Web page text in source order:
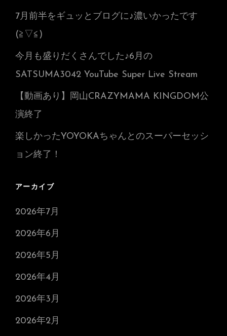
7月前半をギュッとブログに♪濃いかったです
(≧▽≦)
今月も盛りだくさんでした♪6月の
SATSUMA3042 YouTube Super Live Stream
【動画あり】岡山CRAZYMAMA KINGDOM公
演終了
楽しかったYOYOKAちゃんとのスーパーセッシ
ョン終了！
アーカイブ
2026年7月
2026年6月
2026年5月
2026年4月
2026年3月
2026年2月